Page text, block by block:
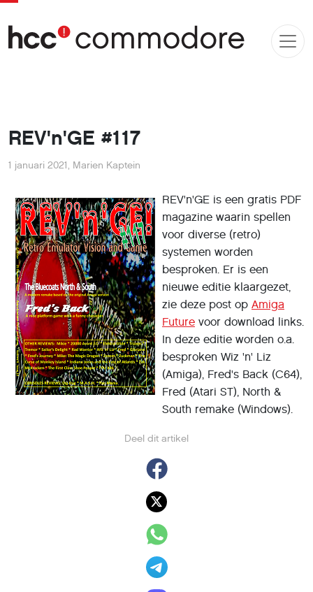
REV'n'GE #117
Deel dit artikel
1 januari 2021, Marien Kaptein
REV'n'GE is een gratis PDF
magazine waarin spellen
voor diverse (retro)
systemen worden
besproken. Er is een
nieuwe editie klaargezet,
zie deze post op Amiga
Future voor download links.
In deze editie worden o.a.
besproken Wiz 'n' Liz
(Amiga), Fred's Back (C64),
Fred (Atari ST), North &
South remake (Windows).